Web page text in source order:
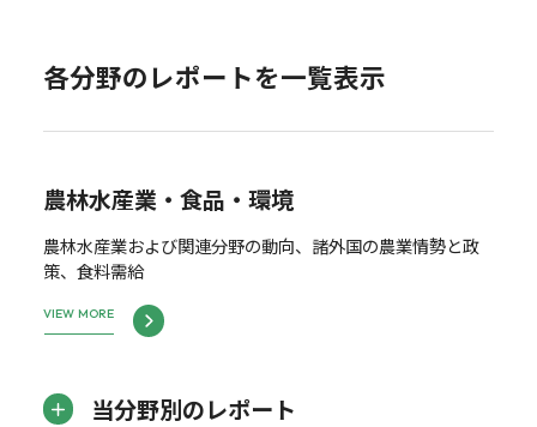
各分野のレポートを一覧表示
農林水産業・食品・環境
農林水産業および関連分野の動向、諸外国の農業情勢と政
策、食料需給
VIEW MORE
当分野別のレポート